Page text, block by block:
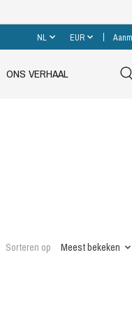
NL EUR
ONS VERHAAL
Sorteren op Meest bekeken